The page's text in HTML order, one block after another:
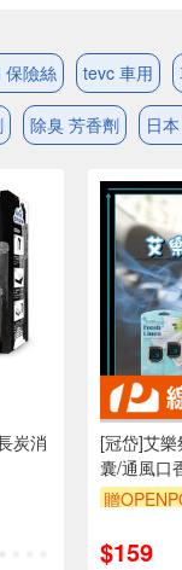
保險絲 tevc 車用
除臭 芳香劑 日
炭消
[冠岱]艾
囊/通風口
造
贈
$159